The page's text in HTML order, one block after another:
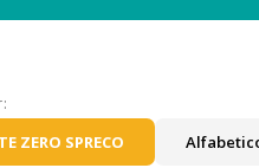
ZERO SPRECO